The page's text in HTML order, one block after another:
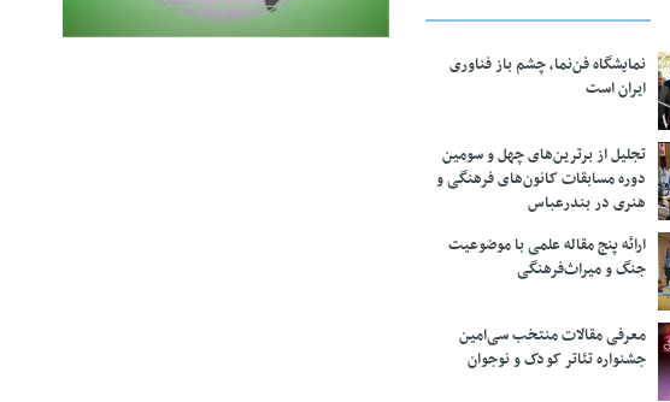
نمایشگاه فن‌نما، چشم باز فناوری
ایران است
تجلیل از بر‌ترین‌های چهل و سومین
دوره مسابقات کانون‌های فرهنگی و
هنری در بندرعباس
ارائه پنج مقاله علمی با موضوعیت
جنگ و میراث‌فرهنگی
معرفی مقالات منتخب سی‌امین
جشنواره تئاتر کودک و نوجوان